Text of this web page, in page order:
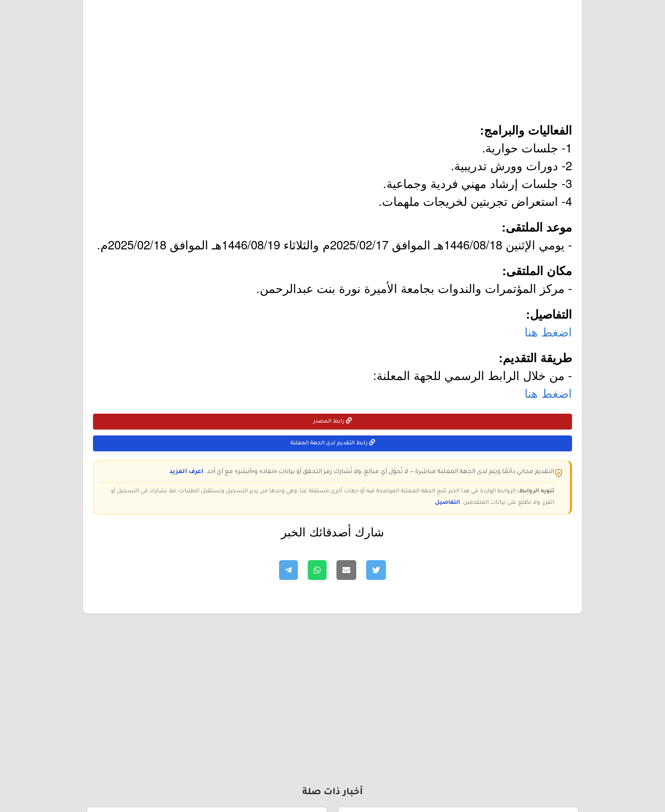
الفعاليات والبرامج:
1- جلسات حوارية.
2- دورات وورش تدريبية.
3- جلسات إرشاد مهني فردية وجماعية.
4- استعراض تجربتين لخريجات ملهمات.
موعد الملتقى:
- يومي الإثنين 1446/08/18هـ الموافق 2025/02/17م والثلاثاء 1446/08/19هـ الموافق 2025/02/18م.
مكان الملتقى:
- مركز المؤتمرات والندوات بجامعة الأميرة نورة بنت عبدالرحمن.
التفاصيل:
اضغط هنا
طريقة التقديم:
- من خلال الرابط الرسمي للجهة المعلنة:
اضغط هنا
رابط المصدر
رابط التقديم لدى الجهة المعلنة
التقديم مجاني دائمًا ويتم لدى الجهة المعلنة مباشرة — لا تُحوّل أي مبالغ، ولا تُشارك رمز التحقق أو بيانات «نفاذ» و«أبشر» مع أي أحد. اعرف المزيد
تنويه الروابط: الروابط الواردة في هذا الخبر تتبع الجهة المعلنة الموضحة فيه أو جهات أخرى مستقلة عنا، وهي وحدها من يدير التسجيل ويستقبل الطلبات؛ فلا نشارك في التسجيل أو
الفرز، ولا نطّلع على بيانات المتقدمين. التفاصيل
شارك أصدقائك الخبر
أخبار ذات صلة